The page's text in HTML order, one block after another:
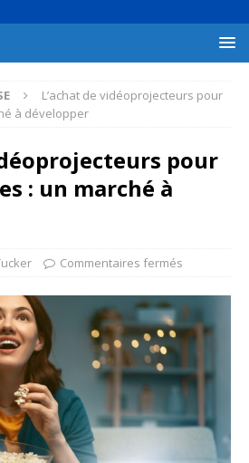
L’achat de vidéoprojecteurs pour
à développer
pour
: un marché à
Commentaires fermés